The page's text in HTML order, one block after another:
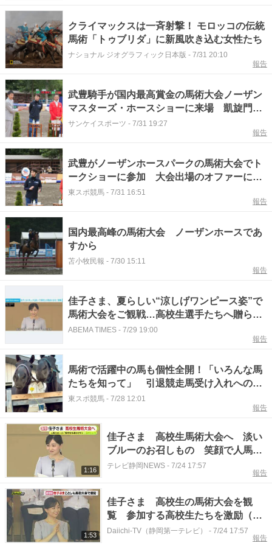
クライマックスは一斉射撃！ モロッコの伝統
馬術「トゥブリダ」に新風吹き込む女性たち
ナショナル ジオグラフィック日本版 - 7/31 20:10
報告
武豊騎手が国内最高賞金の馬術大会ノーザン
マスターズ・ホースショーに来場 凱旋門賞
など海外GIに改めて意欲
サンケイスポーツ - 7/31 19:27
報告
武豊がノーザンホースパークの馬術大会でト
ークショーに参加 大会出場のオファーに爆
笑の切り返し
東スポ競馬 - 7/31 16:51
報告
国内最高峰の馬術大会 ノーザンホースであ
すから
苫小牧民報 - 7/30 15:11
報告
佳子さま、夏らしい“涼しげワンピース姿”で
馬術大会をご観戦…高校生選手たちへ贈られ
た温かいエール「素晴らしい思い出に」
ABEMA TIMES - 7/29 19:00
報告
馬術で活躍中の馬も個性全開！「いろんな馬
たちを知って」 引退競走馬受け入れへの
「課題」東海大学九州馬術部の取り組み
東スポ競馬 - 7/28 12:01
報告
1:16
佳子さま 高校生馬術大会へ 淡い
ブルーのお召しもの 笑顔で人馬に
エール「気持ちを通わせて」大会は
テレビ静岡NEWS - 7/24 17:57
報告
1:53
佳子さま 高校生の馬術大会を観
覧 参加する高校生たちを激励（静
岡・御殿場市）
Daiichi-TV（静岡第一テレビ） - 7/24 17:57
報告